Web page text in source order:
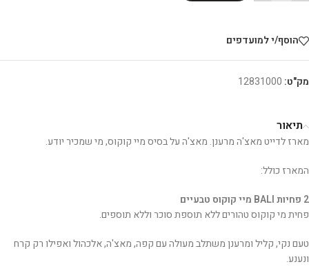
הוסף/י למועדפים
מק"ט: 12831000
תיאור
מארז לדייט מאצ'ה מרענן. מאצ'ה על בסיס מיי קוקוס, מי שמכיר יודע.
המארז כולל:
2 פחיות BALI מיי קוקוס טבעיים
פחית מי קוקוס טהורים ללא תוספת סוכר וללא תוספים.
טעם נקי, קליל ומרענן משתלב מעולה עם קפה, מאצ'ה, אלכהול ואפילו רק קרח
ונענע.